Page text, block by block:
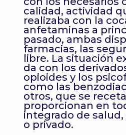
calidad, actividad
realizaba con la
anfetaminas a
pasado, ambas
farmacias, las
libre. La situación
da con los
opioides y los
como las
otros, que se
proporcionan en
integrado de salud,
o privado.